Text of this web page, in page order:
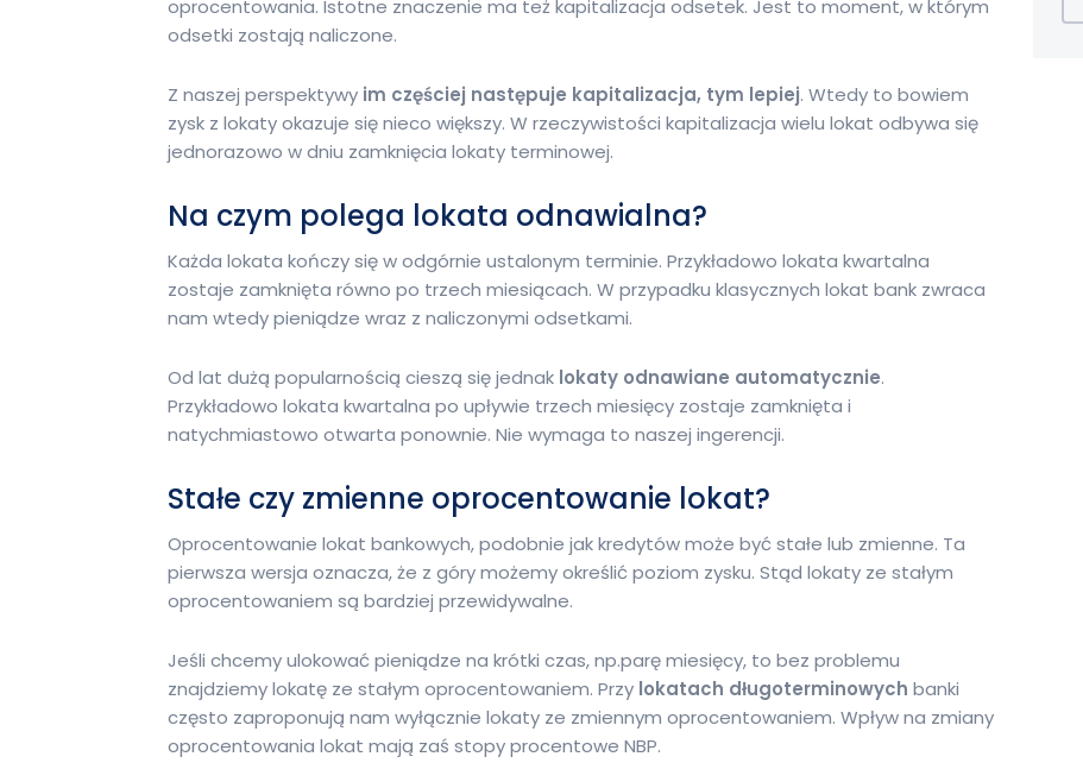
oprocentowania. Istotne znaczenie ma też kapitalizacja odsetek. Jest to moment, w którym
odsetki zostają naliczone.
Z naszej perspektywy im częściej następuje kapitalizacja, tym lepiej. Wtedy to bowiem
zysk z lokaty okazuje się nieco większy. W rzeczywistości kapitalizacja wielu lokat odbywa się
jednorazowo w dniu zamknięcia lokaty terminowej.
Na czym polega lokata odnawialna?
Każda lokata kończy się w odgórnie ustalonym terminie. Przykładowo lokata kwartalna
zostaje zamknięta równo po trzech miesiącach. W przypadku klasycznych lokat bank zwraca
nam wtedy pieniądze wraz z naliczonymi odsetkami.
Od lat dużą popularnością cieszą się jednak lokaty odnawiane automatycznie.
Przykładowo lokata kwartalna po upływie trzech miesięcy zostaje zamknięta i
natychmiastowo otwarta ponownie. Nie wymaga to naszej ingerencji.
Stałe czy zmienne oprocentowanie lokat?
Oprocentowanie lokat bankowych, podobnie jak kredytów może być stałe lub zmienne. Ta
pierwsza wersja oznacza, że z góry możemy określić poziom zysku. Stąd lokaty ze stałym
oprocentowaniem są bardziej przewidywalne.
Jeśli chcemy ulokować pieniądze na krótki czas, np.parę miesięcy, to bez problemu
znajdziemy lokatę ze stałym oprocentowaniem. Przy lokatach długoterminowych banki
często zaproponują nam wyłącznie lokaty ze zmiennym oprocentowaniem. Wpływ na zmiany
oprocentowania lokat mają zaś stopy procentowe NBP.